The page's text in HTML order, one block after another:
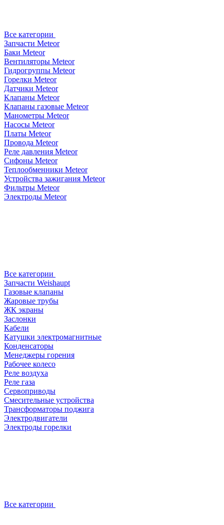
Все категории
Запчасти Meteor
Баки Meteor
Вентиляторы Meteor
Гидрогруппы Meteor
Горелки Meteor
Датчики Meteor
Клапаны Meteor
Клапаны газовые Meteor
Манометры Meteor
Насосы Meteor
Платы Meteor
Провода Meteor
Реле давления Meteor
Сифоны Meteor
Теплообменники Meteor
Устройства зажигания Meteor
Фильтры Meteor
Электроды Meteor
Все категории
Запчасти Weishaupt
Газовые клапаны
Жаровые трубы
ЖК экраны
Заслонки
Кабели
Катушки электромагнитные
Конденсаторы
Менеджеры горения
Рабочее колесо
Реле воздухa
Реле газа
Сервоприводы
Смесительные устройства
Трансформаторы поджига
Электродвигатели
Электроды горелки
Все категории